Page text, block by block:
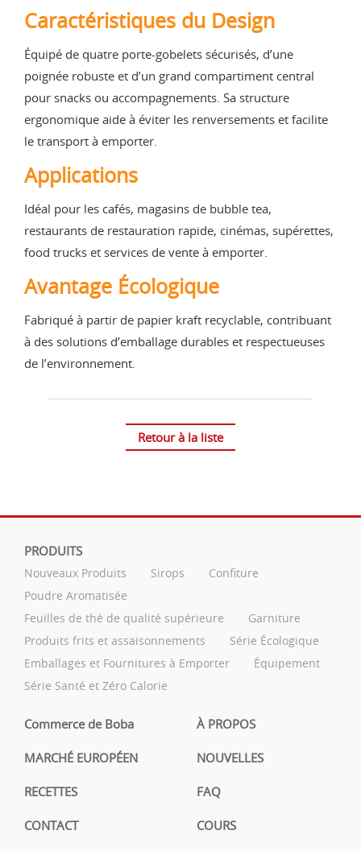
Caractéristiques du Design
Équipé de quatre porte-gobelets sécurisés, d’une
poignée robuste et d’un grand compartiment central
pour snacks ou accompagnements. Sa structure
ergonomique aide à éviter les renversements et facilite
le transport à emporter.
Applications
Idéal pour les cafés, magasins de bubble tea,
restaurants de restauration rapide, cinémas, supérettes,
food trucks et services de vente à emporter.
Avantage Écologique
Fabriqué à partir de papier kraft recyclable, contribuant
à des solutions d’emballage durables et respectueuses
de l’environnement.
Retour à la liste
PRODUITS
Nouveaux Produits Sirops
Confiture
Poudre Aromatisée
Feuilles de thé de qualité supérieure
Garniture
Produits frits et assaisonnements
Série Écologique
Emballages et Fournitures à Emporter
Équipement
Série Santé et Zéro Calorie
Commerce de Boba À PROPOS
MARCHÉ EUROPÉEN NOUVELLES
RECETTES FAQ
CONTACT COURS